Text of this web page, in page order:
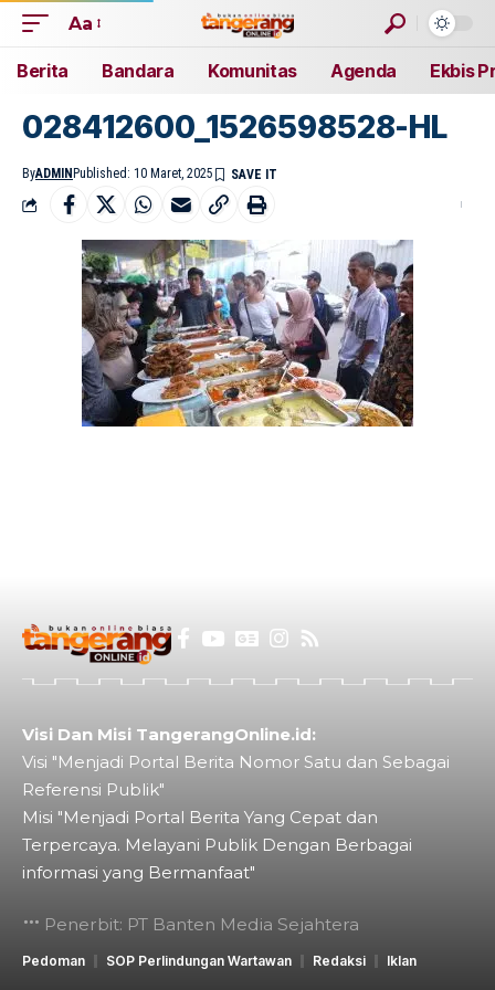
Aa
Berita Bandara Komunitas Agenda Ekbis
028412600_1526598528-HL
ByADMIN Published: 10 Maret, 2025
Visi Dan Misi TangerangOnline.id:
Visi "Menjadi Portal Berita Nomor Satu dan Sebagai
Referensi Publik"
Misi "Menjadi Portal Berita Yang Cepat dan
Terpercaya. Melayani Publik Dengan Berbagai
informasi yang Bermanfaat"
Penerbit: PT Banten Media Sejahtera
Pedoman SOP Perlindungan Wartawan Redaksi Iklan